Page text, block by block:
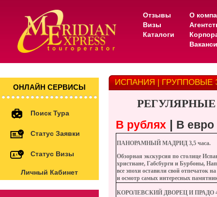
Отзывы
Визы
Каталоги
О
ОНЛАЙН СЕРВИСЫ
Поиск Тура
Статус Заявки
Статус Визы
Личный Кабинет
ИСПАНИЯ | ГРУППОВЫЕ
В рублях | В евро
ПАНОРАМНЫЙ МАДРИД 3,5 часа.
Обзорная экскурсия по столице
христиане, Габсбурги и Бурбоны,
все эпохи оставили свой отпечаток
и осмотр самых интересных
КОРОЛЕВСКИЙ ДВОРЕЦ И ПРАДО